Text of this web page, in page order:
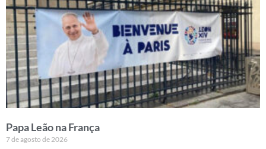
Papa Leão na França
7 de agosto de 2026